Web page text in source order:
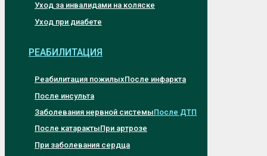
Уход за инвалидами на коляске
Уход при диабете
РЕАБИЛИТАЦИЯ
Реабилитация пожилыхПосле инфаркта
После инсульта
Заболевания нервной системыПосле ДТП
После катарактыПри артрозе
При заболевания сердца